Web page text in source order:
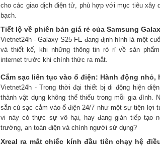
cho các giao dịch điện tử, phù hợp với mục tiêu xây
bạch.
Tiết lộ về phiên bản giá rẻ của Samsung
Vietnet24h - Galaxy S25 FE đang định hình là một
và thiết kế, khi những thông tin rò rỉ về sản
internet trước khi chính thức ra mắt.
Cắm sạc liên tục vào ổ điện: Hành động nhỏ,
Vietnet24h - Trong thời đại thiết bị di động hiện
thành vật dụng không thể thiếu trong mỗi gia đình.
sẵn củ sạc cắm vào ổ điện 24/7 như một sự tiện lợi
vi này có thực sự vô hại, hay đang gián tiếp tạo
trường, an toàn điện và chính người sử dụng?
Xreal ra mắt chiếc kính đầu tiên chạy hệ